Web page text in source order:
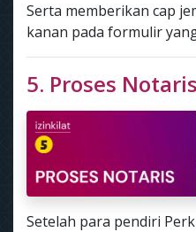
Serta memberikan cap
kanan pada formulir
5. Proses Notaris
Setelah para pendiri